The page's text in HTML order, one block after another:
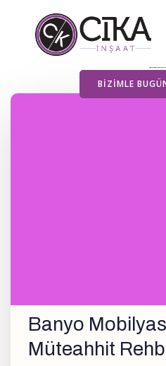
BIZIMLE
Yayımlanan Yazılarımız
Banyo
Müteahhit